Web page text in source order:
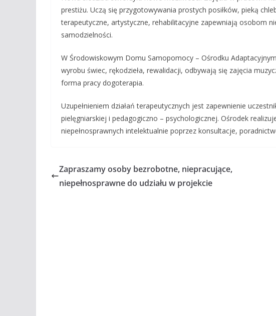
prestiżu. Uczą się przygotowywania prostych posiłków, pieką
terapeutyczne, artystyczne, rehabilitacyjne zapewniają osobom
samodzielności.
W Środowiskowym Domu Samopomocy – Ośrodku
wyrobu świec, rękodzieła, rewalidacji, odbywają się zajęcia
forma pracy dogoterapia.
Uzupełnieniem działań terapeutycznych jest zapewnienie
pielęgniarskiej i pedagogiczno – psychologicznej. Ośrodek
niepełnosprawnych intelektualnie poprzez konsultacje,
Zapraszamy osoby bezrobotne, niepracujące,
niepełnosprawne do udziału w projekcie